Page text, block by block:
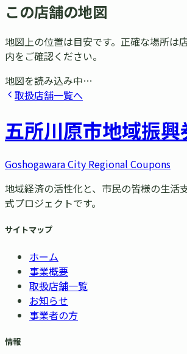
この店舗の地図
地図上の位置は目安です。正確な場所は
内をご確認ください。
地図を読み込み中…
取扱店舗一覧へ
五所川原市地域振興
Goshogawara City Regional Coupons
地域経済の活性化と、市民の皆様の生活
式プロジェクトです。
サイトマップ
ホーム
事業概要
取扱店舗一覧
お知らせ
事業者の方
情報